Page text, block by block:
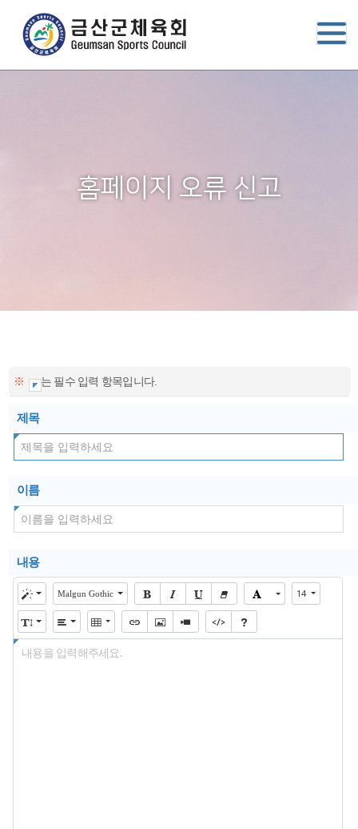
홈페이지 오류 신고
※ 는 필수 입력 항목입니다.
제목
이름
내용
Malgun Gothic 14
내용을 입력해주세요.